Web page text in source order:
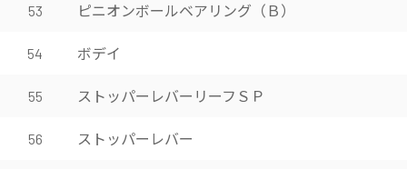
53 ピニオンボールベアリング（Ｂ）
54 ボデイ
55 ストッパーレバーリーフＳＰ
56 ストッパーレバー